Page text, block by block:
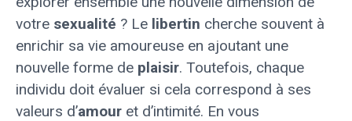
votre sexualité ? Le libertin cherche souvent à
enrichir sa vie amoureuse en ajoutant une
nouvelle forme de plaisir. Toutefois, chaque
individu doit évaluer si cela correspond à ses
valeurs d’amour et d’intimité. En vous